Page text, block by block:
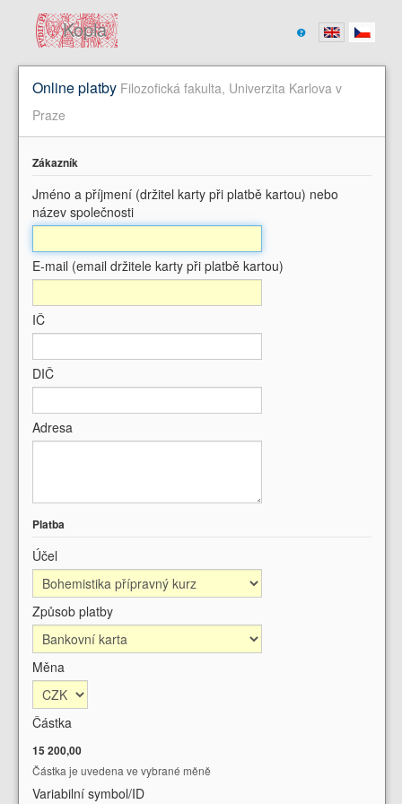
Kopla
Online platby Filozofická fakulta, Univerzita Karlova v
Praze
Zákazník
Jméno a příjmení (držitel karty při platbě kartou) nebo
název společnosti
E-mail (email držitele karty při platbě kartou)
IČ
DIČ
Adresa
Platba
Účel
Způsob platby
Měna
Částka
15 200,00
Částka je uvedena ve vybrané měně
Variabilní symbol/ID